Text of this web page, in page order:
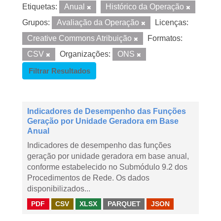
Etiquetas: Anual
Histórico da Operação
Grupos:
Avaliação da Operação
Licenças:
Creative Commons Atribuição
Formatos:
CSV
Organizações:
ONS
Filtrar Resultados
Indicadores de Desempenho das Funções
Geração por Unidade Geradora em Base
Anual
Indicadores de desempenho das funções
geração por unidade geradora em base anual,
conforme estabelecido no Submódulo 9.2 dos
Procedimentos de Rede. Os dados
disponibilizados...
PDF CSV XLSX PARQUET JSON